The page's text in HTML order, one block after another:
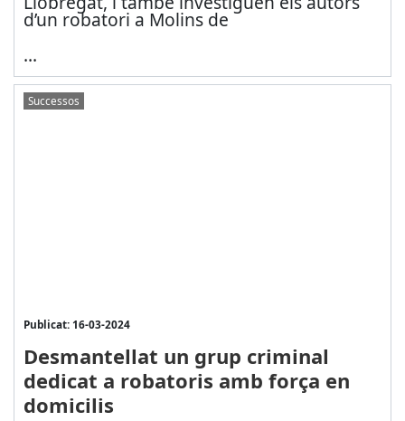
d’un robatori a Molins de
...
Successos
Publicat: 16-03-2024
Desmantellat un grup criminal
dedicat a robatoris amb força en
domicilis